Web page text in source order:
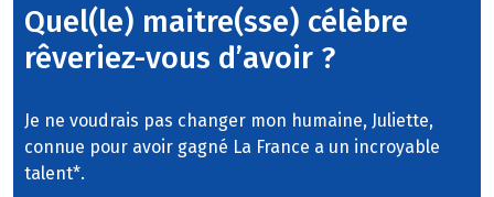
Quel(le) maitre(sse) célèbre
rêveriez-vous d’avoir ?
Je ne voudrais pas changer mon humaine, Juliette,
connue pour avoir gagné La France a un incroyable
talent*.